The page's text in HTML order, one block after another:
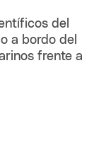
del
a bordo del
frente a